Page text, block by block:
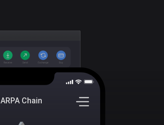
ARPA Chain